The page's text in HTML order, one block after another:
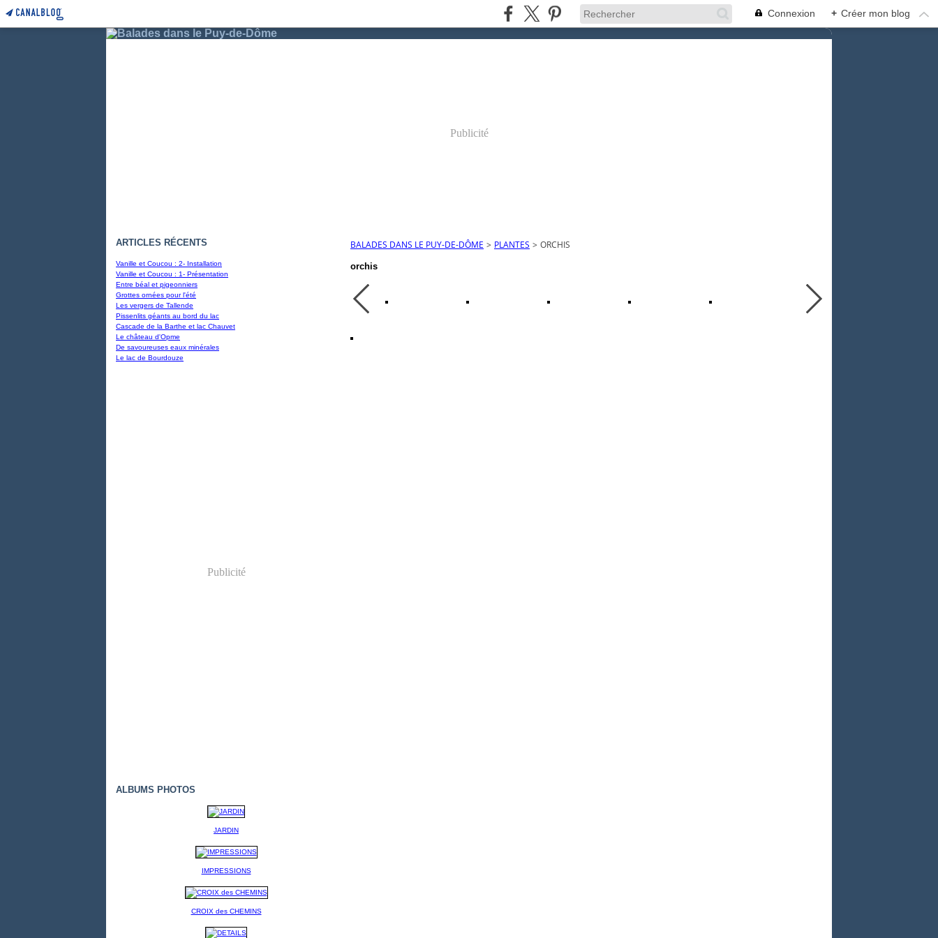
Connexion + Créer mon blog
Publicité
ARTICLES RÉCENTS
Vanille et Coucou : 2- Installation
Vanille et Coucou : 1- Présentation
Entre béal et pigeonniers
Grottes ornées pour l'été
Les vergers de Tallende
Pissenlits géants au bord du lac
Cascade de la Barthe et lac Chauvet
Le château d'Opme
De savoureuses eaux minérales
Le lac de Bourdouze
Publicité
ALBUMS PHOTOS
JARDIN
IMPRESSIONS
CROIX des CHEMINS
BALADES DANS LE PUY-DE-DÔME > PLANTES > ORCHIS
orchis